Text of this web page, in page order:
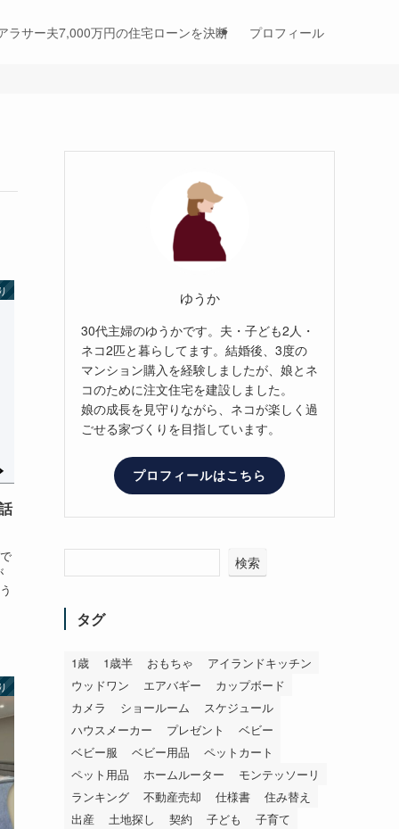
ラサー夫7,000万円の住宅ローンを決断 プロフィール
ゆうか
30代主婦のゆうかです。夫・子ども2人・
ネコ2匹と暮らしてます。結婚後、3度の
マンション購入を経験しましたが、娘とネ
コのために注文住宅を建設しました。
娘の成長を見守りながら、ネコが楽しく過
ごせる家づくりを目指しています。
プロフィールはこちら
検索
タグ
1歳 1歳半 おもちゃ
アイランドキッチン
ウッドワン
エアバギー
カップボード
カメラ
ショールーム
スケジュール
ハウスメーカー
プレゼント
ベビー
ベビー服
ベビー用品
ペットカート
ペット用品
ホームルーター
モンテッソーリ
ランキング
不動産売却 仕様書
住み替え
出産
土地探し 契約 子ども
子育て